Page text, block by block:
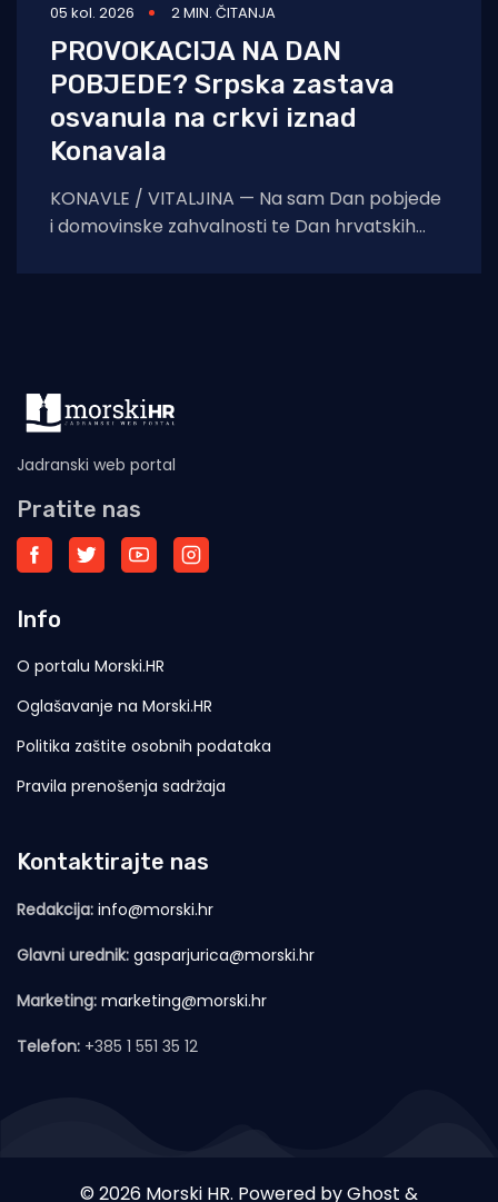
05 kol. 2026 2 MIN. ČITANJA
PROVOKACIJA NA DAN
POBJEDE? Srpska zastava
osvanula na crkvi iznad
Konavala
KONAVLE / VITALJINA — Na sam Dan pobjede
i domovinske zahvalnosti te Dan hrvatskih
Jadranski web portal
Pratite nas
Info
O portalu Morski.HR
Oglašavanje na Morski.HR
Politika zaštite osobnih podataka
Pravila prenošenja sadržaja
Kontaktirajte nas
Redakcija: info@morski.hr
Glavni urednik: gasparjurica@morski.hr
Marketing: marketing@morski.hr
Telefon: +385 1 551 35 12
© 2026 Morski HR. Powered byGhost &